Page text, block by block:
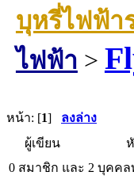
บุหรี่ไฟฟ้า
ไฟฟ้า >
หน้า: [1] ลงล่าง
ผู้เขียน
0 สมาชิก และ 2 บุคค